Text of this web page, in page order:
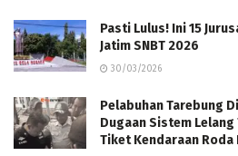
Pasti Lulus! Ini 15
Jatim SNBT 2026
30/03/2026
Pelabuhan Tarebung
Dugaan Sistem
Tiket Kendaraan Roda